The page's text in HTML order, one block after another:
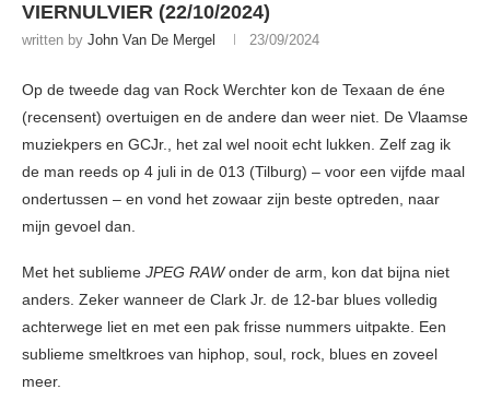
VIERNULVIER (22/10/2024)
written by John Van De Mergel 23/09/2024
Op de tweede dag van Rock Werchter kon de Texaan de éne
(recensent) overtuigen en de andere dan weer niet. De Vlaamse
muziekpers en GCJr., het zal wel nooit echt lukken. Zelf zag ik
de man reeds op 4 juli in de 013 (Tilburg) – voor een vijfde maal
ondertussen – en vond het zowaar zijn beste optreden, naar
mijn gevoel dan.
Met het sublieme JPEG RAWonder de arm, kon dat bijna niet
anders. Zeker wanneer de Clark Jr. de 12-bar blues volledig
achterwege liet en met een pak frisse nummers uitpakte. Een
sublieme smeltkroes van hiphop, soul, rock, blues en zoveel
meer.